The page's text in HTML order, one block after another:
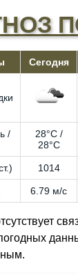
Сегодня
/
28°C /
28°C
1014
6.79 м/с